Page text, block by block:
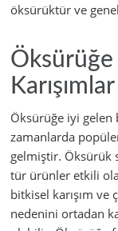
öksürüktür ve
Öksürüğe
Öksürüğe iyi gelen
zamanlarda
gelmiştir. Öksürük
tür ürünler etkili
bitkisel karışım ve
nedenini ortadan